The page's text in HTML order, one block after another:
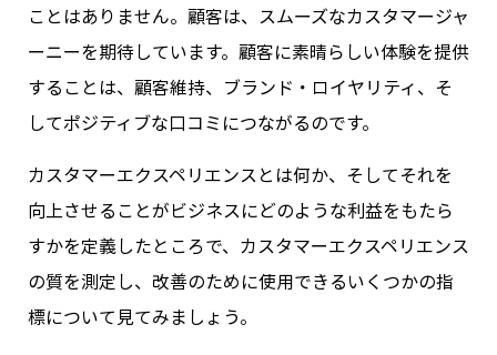
ことはありません。顧客は、スムーズなカスタマージャ
ーニーを期待しています。顧客に素晴らしい体験を提供
することは、顧客維持、ブランド・ロイヤリティ、そ
してポジティブな口コミにつながるのです。
カスタマーエクスペリエンスとは何か、そしてそれを
向上させることがビジネスにどのような利益をもたら
すかを定義したところで、カスタマーエクスペリエンス
の質を測定し、改善のために使用できるいくつかの指
標について見てみましょう。